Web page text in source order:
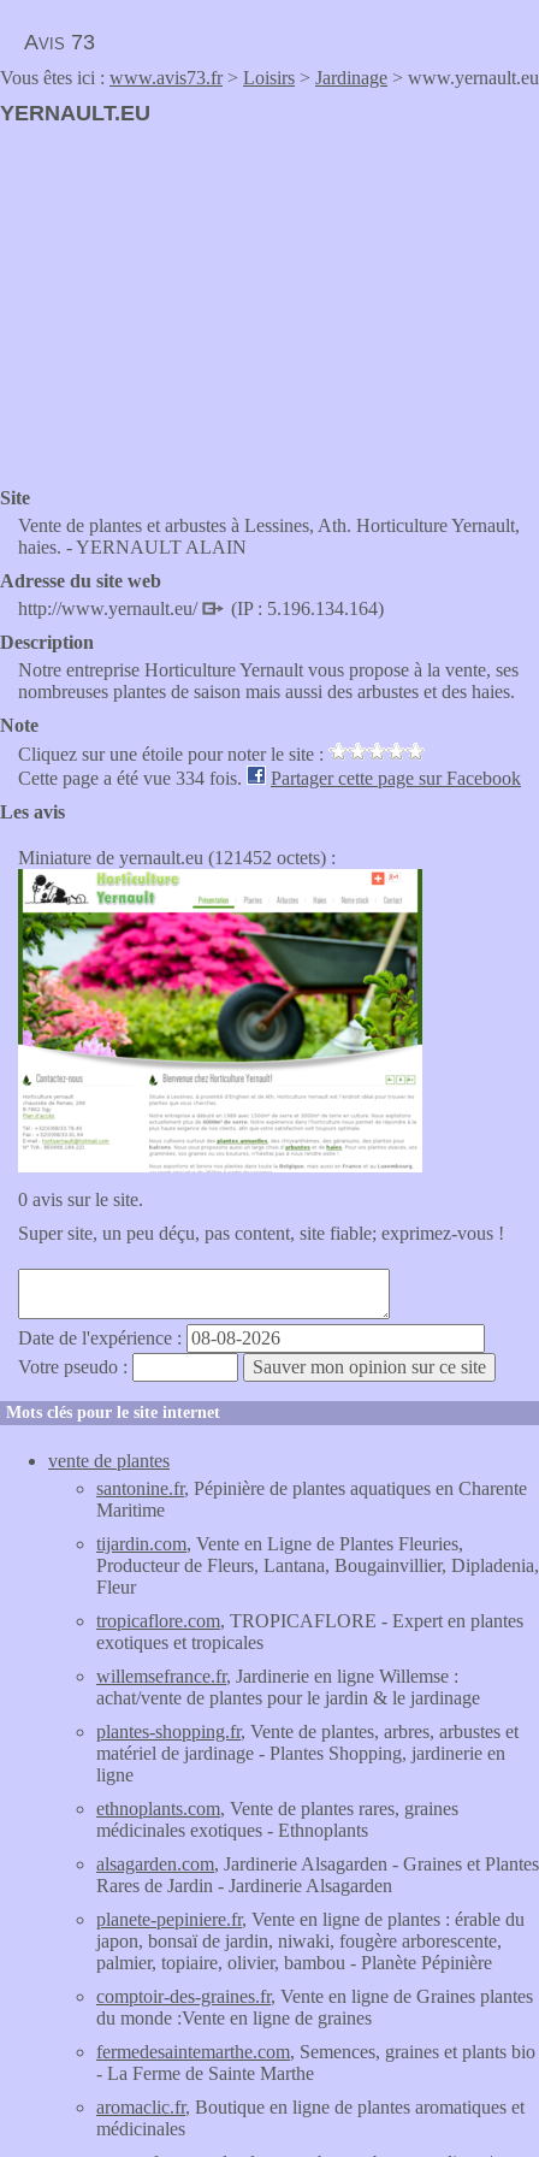
Avis 73
Vous êtes ici : www.avis73.fr> Loisirs > Jardinage > www.yernault.eu
YERNAULT.EU
Site
Vente de plantes et arbustes à Lessines, Ath. Horticulture Yernault,
haies. - YERNAULT ALAIN
Adresse du site web
http://www.yernault.eu/
(IP : 5.196.134.164)
Description
Notre entreprise Horticulture Yernault vous propose à la vente, ses
nombreuses plantes de saison mais aussi des arbustes et des haies.
Note
Cliquez sur une étoile pour noter le site :
Cette page a été vue 334 fois.
Partager cette page sur Facebook
Les avis
Miniature de yernault.eu (121452 octets) :
0 avis sur le site.
Super site, un peu déçu, pas content, site fiable; exprimez-vous !
Date de l'expérience :
Votre pseudo :
Mots clés pour le site internet
vente de plantes
santonine.fr, Pépinière de plantes aquatiques en Charente
Maritime
tijardin.com, Vente en Ligne de Plantes Fleuries,
Producteur de Fleurs, Lantana, Bougainvillier, Dipladenia,
Fleur
tropicaflore.com, TROPICAFLORE - Expert en plantes
exotiques et tropicales
willemsefrance.fr, Jardinerie en ligne Willemse :
achat/vente de plantes pour le jardin & le jardinage
plantes-shopping.fr, Vente de plantes, arbres, arbustes et
matériel de jardinage - Plantes Shopping, jardinerie en
ligne
ethnoplants.com, Vente de plantes rares, graines
médicinales exotiques - Ethnoplants
alsagarden.com, Jardinerie Alsagarden - Graines et Plantes
Rares de Jardin - Jardinerie Alsagarden
planete-pepiniere.fr, Vente en ligne de plantes : érable du
japon, bonsaï de jardin, niwaki, fougère arborescente,
palmier, topiaire, olivier, bambou - Planète Pépinière
comptoir-des-graines.fr, Vente en ligne de Graines plantes
du monde :Vente en ligne de graines
fermedesaintemarthe.com, Semences, graines et plants bio
- La Ferme de Sainte Marthe
aromaclic.fr, Boutique en ligne de plantes aromatiques et
médicinales